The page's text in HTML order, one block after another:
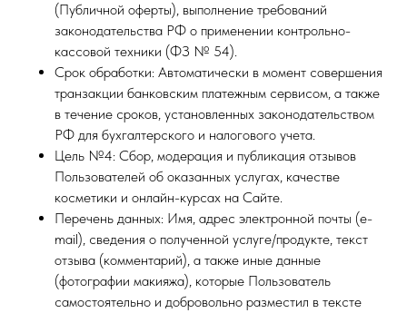
(Публичной оферты), выполнение требований
законодательства РФ о применении контрольно-
кассовой техники (ФЗ № 54).
Срок обработки: Автоматически в момент совершения
транзакции банковским платежным сервисом, а также
в течение сроков, установленных законодательством
РФ для бухгалтерского и налогового учета.
Цель №4: Сбор, модерация и публикация отзывов
Пользователей об оказанных услугах, качестве
косметики и онлайн-курсах на Сайте.
Перечень данных: Имя, адрес электронной почты (e-
mail), сведения о полученной услуге/продукте, текст
отзыва (комментарий), а также иные данные
(фотографии макияжа), которые Пользователь
самостоятельно и добровольно разместил в тексте